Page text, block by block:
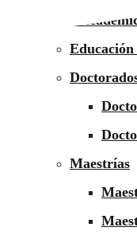
Oferta
Maestrías